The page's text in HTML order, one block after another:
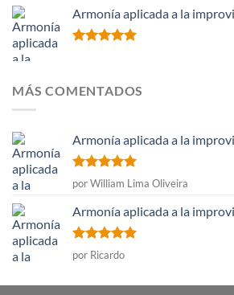
Armonía aplicada a la
MÁS COMENTADOS
Armonía aplicada a la
Valorado
con
por William Lima Oliveira
Armonía aplicada a la
Valorado
con
por Ricardo